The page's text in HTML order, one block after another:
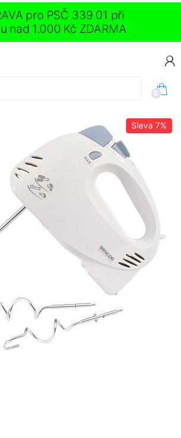
pro PSČ 339 01 při
nad 1.000 Kč ZDARMA
0
Sleva 7%